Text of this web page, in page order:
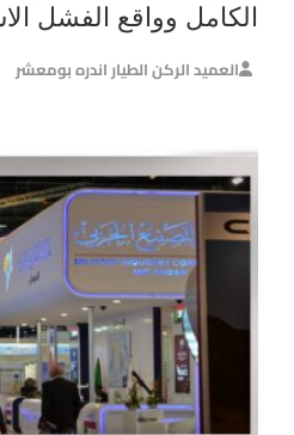
الكامل وواقع الفشل
العميد الركن الطيار اندره بومعشر